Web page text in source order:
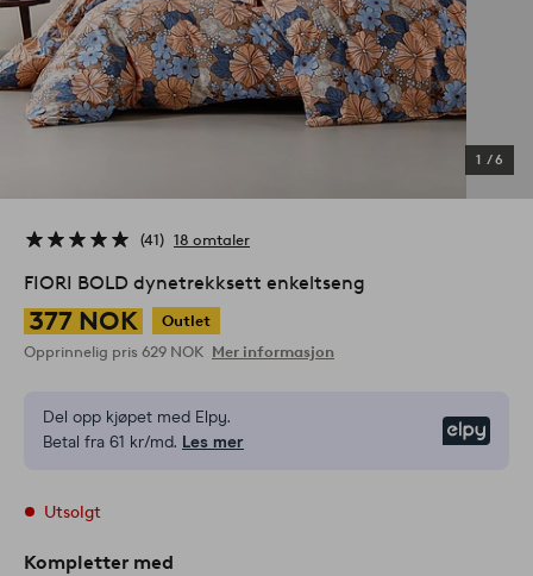
1 /6
41 18 omtaler
FIORI BOLD dynetrekksett enkeltseng
377 NOK
Outlet
Opprinnelig pris 629 NOK Mer informasjon
Del opp kjøpet med Elpy.
Betal fra 61 kr/md. Les mer
Utsolgt
Kompletter med